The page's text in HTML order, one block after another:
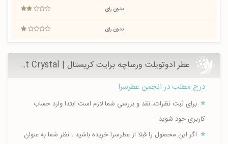
بدون رای
بدون رای
عطر ادوتویلت ورساچه برایت کریستال | Versace Bright Crystal - عطرسرا
درج مطلب در انجمن عطرسرا
برای ثبت نظرات، نقد و بررسی شما لازم است ابتدا وارد حساب
کاربری خود شوید
اگر این محصول را قبلا از عطرسرا خریده باشید ، نظر شما به عنوان